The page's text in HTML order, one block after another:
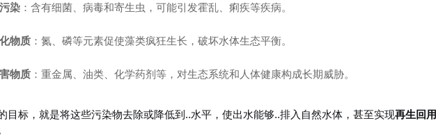
染 ：含有细菌、病毒和寄生虫，可能引发霍乱、痢疾等疾病。
物质 ：氮、磷等元素促使藻类疯狂生长，破坏水体生态平衡。
物质 ：重金属、油类、化学药剂等，对生态系统和人体健康构成长期威胁。
目标，就是将这些污染物去除或降低到..水平，使出水能够..排入自然水体，甚至实现再生回用